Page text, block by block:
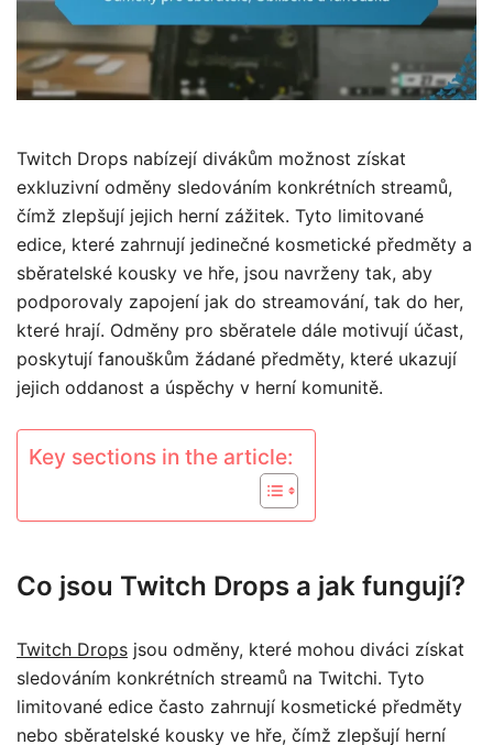
Twitch Drops nabízejí divákům možnost získat
exkluzivní odměny sledováním konkrétních streamů,
čímž zlepšují jejich herní zážitek. Tyto limitované
edice, které zahrnují jedinečné kosmetické předměty a
sběratelské kousky ve hře, jsou navrženy tak, aby
podporovaly zapojení jak do streamování, tak do her,
které hrají. Odměny pro sběratele dále motivují účast,
poskytují fanouškům žádané předměty, které ukazují
jejich oddanost a úspěchy v herní komunitě.
Key sections in the article:
Co jsou Twitch Drops a jak fungují?
Twitch Drops jsou odměny, které mohou diváci získat
sledováním konkrétních streamů na Twitchi. Tyto
limitované edice často zahrnují kosmetické předměty
nebo sběratelské kousky ve hře, čímž zlepšují herní